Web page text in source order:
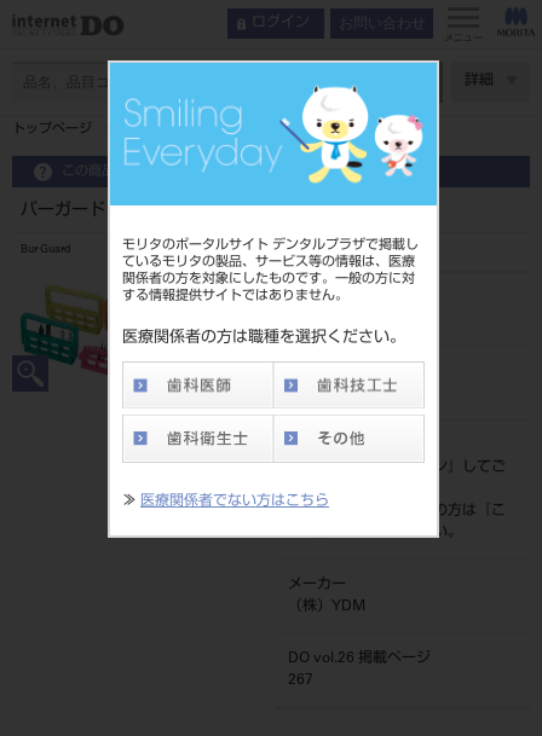
モリタのポータルサイト デンタルプラザで掲載し
ているモリタの製品、サービス等の情報は、医療
関係者の方を対象にしたものです。一般の方に対
する情報提供サイトではありません。
医療関係者の方は職種を選択ください。
≫ 医療関係者でない方はこちら
ログイン お問い合わせ
メニュー
詳細
トップページ バーガード ブルー
この商品に関するお問い合わせ
バーガード ブルー
Bur Guard
品目コード
4963931134748
標準価格
価格の確認は『ログイン
』してご
ネット会員登録がまだの方は『
こ
ちら』より登録ください。
メーカー
（株）YDM
DO vol.26 掲載ページ
267